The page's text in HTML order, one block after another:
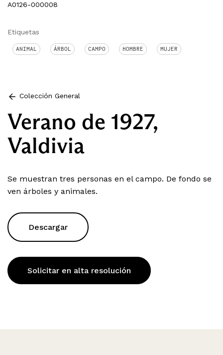
A0126-000008
Etiquetas
ANIMAL ÁRBOL CAMPO HOMBRE MUJER
Colección General
Verano de 1927,
Valdivia
Se muestran tres personas en el campo. De fondo se
ven árboles y animales.
Descargar
Solicitar en alta resolución